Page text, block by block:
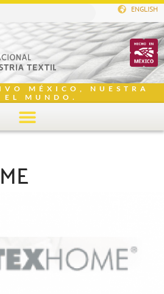
ENGLISH
MÉXICO, NUESTRA
EL MUNDO.